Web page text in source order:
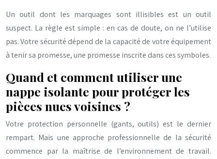
Un outil dont les marquages sont illisibles est un outil
suspect. La règle est simple : en cas de doute, on ne l’utilise
pas. Votre sécurité dépend de la capacité de votre équipement
à tenir sa promesse, une promesse inscrite dans ces symboles.
Quand et comment utiliser une
nappe isolante pour protéger les
pièces nues voisines ?
Votre protection personnelle (gants, outils) est le dernier
rempart. Mais une approche professionnelle de la sécurité
commence par la maîtrise de l’environnement de travail.